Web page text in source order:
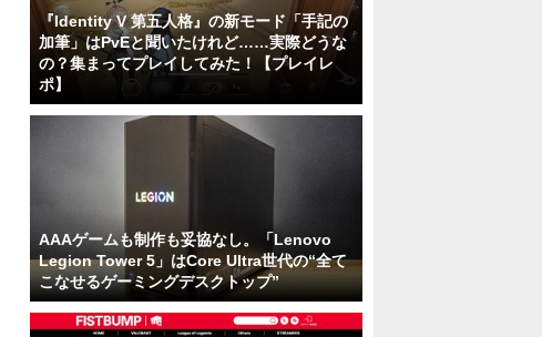
『Identity V 第五人格』の新モード「手記の
加筆」はPvEと聞いたけれど……実際どうな
の？集まってプレイしてみた！【プレイレ
ポ】
AAAゲームも制作も妥協なし。「Lenovo
Legion Tower 5」はCore Ultra世代の“全て
こなせるゲーミングデスクトップ”